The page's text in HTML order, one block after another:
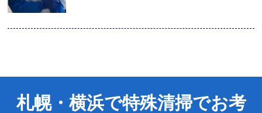
札幌・横浜で特殊清掃でお考